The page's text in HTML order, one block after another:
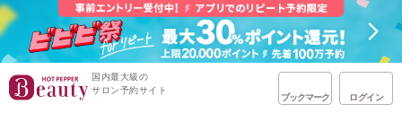
国内最大級の
サロン予約サイト
ブックマーク ログイン